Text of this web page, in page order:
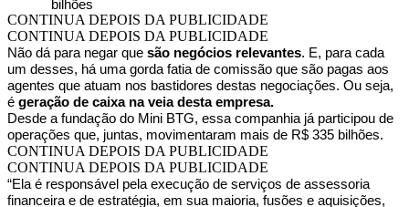
bilhões
CONTINUA DEPOIS DA PUBLICIDADE
CONTINUA DEPOIS DA PUBLICIDADE
Não dá para negar que são negócios relevantes. E, para cada
um desses, há uma gorda fatia de comissão que são pagas aos
agentes que atuam nos bastidores destas negociações. Ou seja,
é geração de caixa na veia desta empresa.
Desde a fundação do Mini BTG, essa companhia já participou de
operações que, juntas, movimentaram mais de R$ 335 bilhões.
CONTINUA DEPOIS DA PUBLICIDADE
CONTINUA DEPOIS DA PUBLICIDADE
“Ela é responsável pela execução de serviços de assessoria
financeira e de estratégia, em sua maioria, fusões e aquisições,